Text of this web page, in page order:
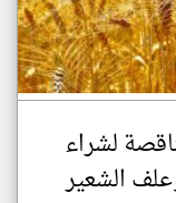
لشراء
الشعير